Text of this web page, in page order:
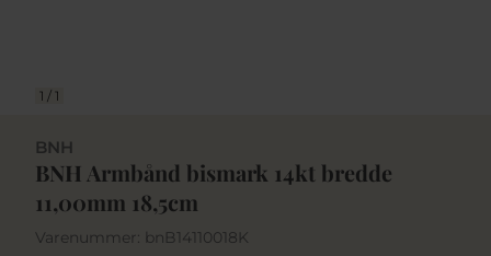
1 / 1
BNH
BNH Armbånd bismark 14kt bredde
11,00mm 18,5cm
Varenummer: bnB14110018K